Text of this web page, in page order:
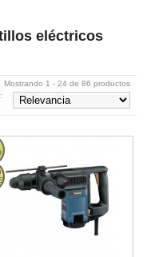
eléctricos
Mostrando 1 - 24 de 86 productos
15'5kg
perforador Makita